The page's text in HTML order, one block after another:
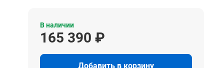
В наличии
165 390 ₽
Добавить в корзину